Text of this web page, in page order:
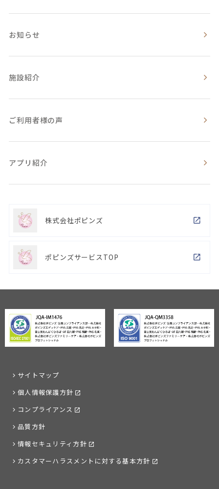
お知らせ
施設紹介
ご利用者様の声
アプリ紹介
株式会社ポピンズ
ポピンズサービスTOP
サイトマップ
個人情報保護方針
コンプライアンス
品質方針
情報セキュリティ方針
カスタマーハラスメントに対する基本方針